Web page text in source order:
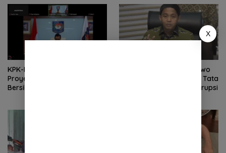
KPK-Kemendagri Kawal
Proyek PSEL untuk Pastikan
Bersih Korupsi dan Ramah
Menhut : Presiden Prabowo
Minta Kemenhut Bangun Tata
Kelola Kehutanan Antikorupsi
X